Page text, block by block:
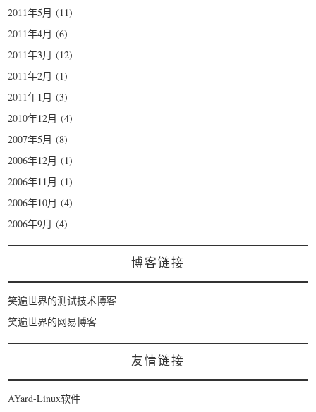
2011年5月 (11)
2011年4月 (6)
2011年3月 (12)
2011年2月 (1)
2011年1月 (3)
2010年12月 (4)
2007年5月 (8)
2006年12月 (1)
2006年11月 (1)
2006年10月 (4)
2006年9月 (4)
博客链接
笑遍世界的测试技术博客
笑遍世界的网易博客
友情链接
AYard-Linux软件